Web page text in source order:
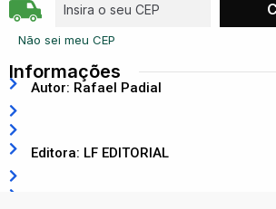
Não sei meu CEP
Informações
Autor: Rafael Padial
Editora: LF EDITORIAL